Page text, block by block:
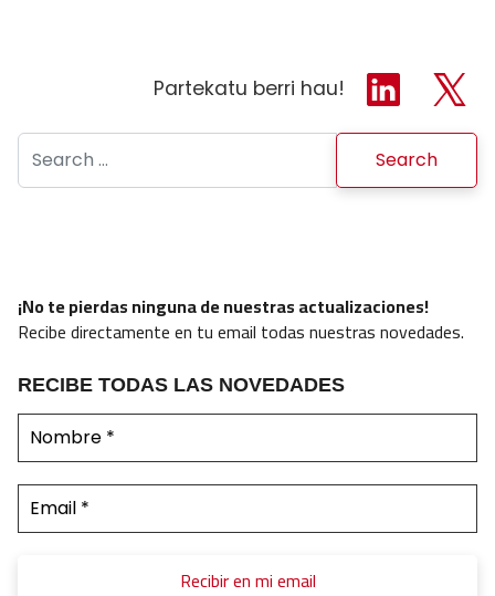
Partekatu berri hau!
Search for:
¡No te pierdas ninguna de nuestras actualizaciones!
Recibe directamente en tu email todas nuestras novedades.
RECIBE TODAS LAS NOVEDADES